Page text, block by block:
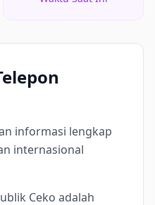
informasi lengkap
internasional
Ceko adalah